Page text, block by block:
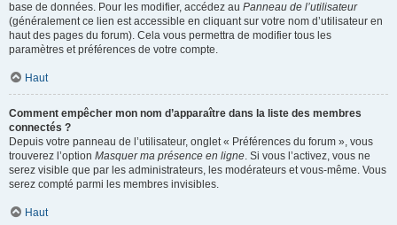
base de données. Pour les modifier, accédez au Panneau de l’utilisateur
(généralement ce lien est accessible en cliquant sur votre nom d’utilisateur en
haut des pages du forum). Cela vous permettra de modifier tous les
paramètres et préférences de votre compte.
Haut
Comment empêcher mon nom d’apparaître dans la liste des membres
connectés ?
Depuis votre panneau de l’utilisateur, onglet « Préférences du forum », vous
trouverez l’option Masquer ma présence en ligne. Si vous l’activez, vous ne
serez visible que par les administrateurs, les modérateurs et vous-même. Vous
serez compté parmi les membres invisibles.
Haut